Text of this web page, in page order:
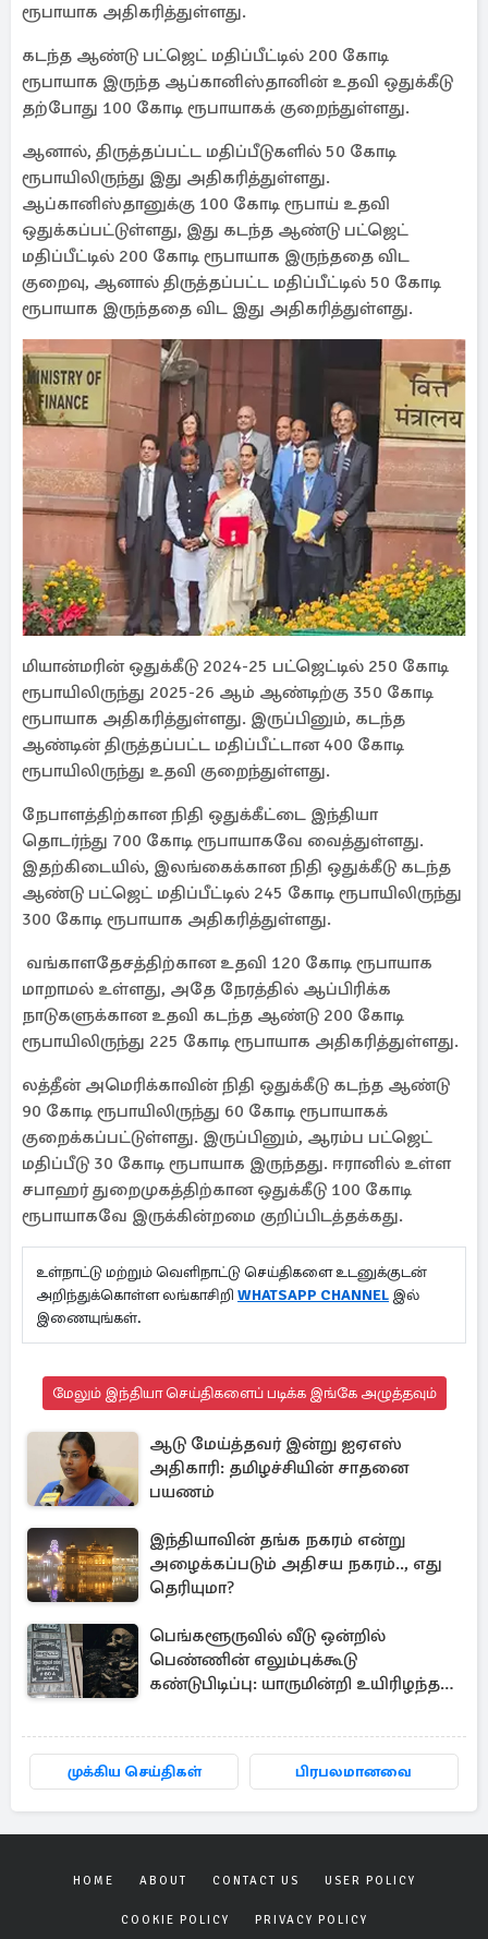
ரூபாயாக அதிகரித்துள்ளது.
கடந்த ஆண்டு பட்ஜெட் மதிப்பீட்டில் 200 கோடி
ரூபாயாக இருந்த ஆப்கானிஸ்தானின் உதவி ஒதுக்கீடு
தற்போது 100 கோடி ரூபாயாகக் குறைந்துள்ளது.
ஆனால், திருத்தப்பட்ட மதிப்பீடுகளில் 50 கோடி
ரூபாயிலிருந்து இது அதிகரித்துள்ளது.
ஆப்கானிஸ்தானுக்கு 100 கோடி ரூபாய் உதவி
ஒதுக்கப்பட்டுள்ளது, இது கடந்த ஆண்டு பட்ஜெட்
மதிப்பீட்டில் 200 கோடி ரூபாயாக இருந்ததை விட
குறைவு, ஆனால் திருத்தப்பட்ட மதிப்பீட்டில் 50 கோடி
ரூபாயாக இருந்ததை விட இது அதிகரித்துள்ளது.
மியான்மரின் ஒதுக்கீடு 2024-25 பட்ஜெட்டில் 250 கோடி
ரூபாயிலிருந்து 2025-26 ஆம் ஆண்டிற்கு 350 கோடி
ரூபாயாக அதிகரித்துள்ளது. இருப்பினும், கடந்த
ஆண்டின் திருத்தப்பட்ட மதிப்பீட்டான 400 கோடி
ரூபாயிலிருந்து உதவி குறைந்துள்ளது.
நேபாளத்திற்கான நிதி ஒதுக்கீட்டை இந்தியா
தொடர்ந்து 700 கோடி ரூபாயாகவே வைத்துள்ளது.
இதற்கிடையில், இலங்கைக்கான நிதி ஒதுக்கீடு கடந்த
ஆண்டு பட்ஜெட் மதிப்பீட்டில் 245 கோடி ரூபாயிலிருந்து
300 கோடி ரூபாயாக அதிகரித்துள்ளது.
வங்காளதேசத்திற்கான உதவி 120 கோடி ரூபாயாக
மாறாமல் உள்ளது, அதே நேரத்தில் ஆப்பிரிக்க
நாடுகளுக்கான உதவி கடந்த ஆண்டு 200 கோடி
ரூபாயிலிருந்து 225 கோடி ரூபாயாக அதிகரித்துள்ளது.
லத்தீன் அமெரிக்காவின் நிதி ஒதுக்கீடு கடந்த ஆண்டு
90 கோடி ரூபாயிலிருந்து 60 கோடி ரூபாயாகக்
குறைக்கப்பட்டுள்ளது. இருப்பினும், ஆரம்ப பட்ஜெட்
மதிப்பீடு 30 கோடி ரூபாயாக இருந்தது. ஈரானில் உள்ள
சபாஹர் துறைமுகத்திற்கான ஒதுக்கீடு 100 கோடி
ரூபாயாகவே இருக்கின்றமை குறிப்பிடத்தக்கது.
உள்நாட்டு மற்றும் வெளிநாட்டு செய்திகளை உடனுக்குடன்
அறிந்துக்கொள்ள லங்காசிறி WHATSAPP CHANNEL இல்
இணையுங்கள்.
மேலும் இந்தியா செய்திகளைப் படிக்க இங்கே அழுத்தவும்
ஆடு மேய்த்தவர் இன்று ஐஏஎஸ்
அதிகாரி: தமிழச்சியின் சாதனை
பயணம்
இந்தியாவின் தங்க நகரம் என்று
அழைக்கப்படும் அதிசய நகரம்.., எது
தெரியுமா?
பெங்களூருவில் வீடு ஒன்றில்
பெண்ணின் எலும்புக்கூடு
கண்டுபிடிப்பு: யாருமின்றி உயிரிழந்த
முக்கிய செய்திகள் பிரபலமானவை
HOME ABOUT CONTACT US USER POLICY
COOKIE POLICY PRIVACY POLICY